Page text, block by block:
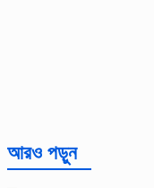
আরও পড়ুন